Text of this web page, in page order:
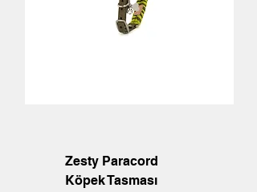
Zesty Paracord
Köpek Tasması